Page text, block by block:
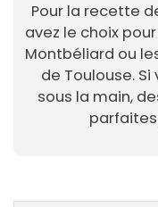
Pour la recette
avez le choix
Montbéliard ou
de Toulouse.
sous la main,